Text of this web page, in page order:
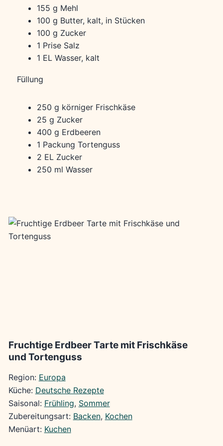
155 g Mehl
100 g Butter, kalt, in Stücken
100 g Zucker
1 Prise Salz
1 EL Wasser, kalt
Füllung
250 g körniger Frischkäse
25 g Zucker
400 g Erdbeeren
1 Packung Tortenguss
2 EL Zucker
250 ml Wasser
Fruchtige Erdbeer Tarte mit Frischkäse
und Tortenguss
Region: Europa
Küche: Deutsche Rezepte
Saisonal: Frühling, Sommer
Zubereitungsart: Backen, Kochen
Menüart: Kuchen